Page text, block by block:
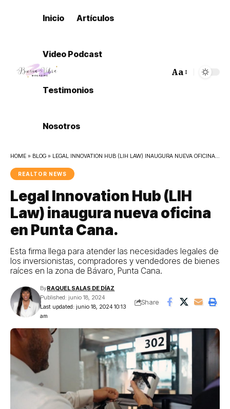
Inicio Artículos
Video Podcast
Testimonios
Nosotros
Font
Aa
HOME » BLOG » LEGAL INNOVATION HUB (LIH LAW) INAUGURA NUEVA OFICINA EN PUNTA CANA.
REALTOR NEWS
Legal Innovation Hub (LIH
Law) inaugura nueva oficina
en Punta Cana.
Esta firma llega para atender las necesidades legales de
los inversionistas, compradores y vendedores de bienes
raíces en la zona de Bávaro, Punta Cana.
Last updated: junio 18, 2024 10:13
am
ByRAQUEL SALAS DE DÍAZ
Published: junio 18, 2024
Share